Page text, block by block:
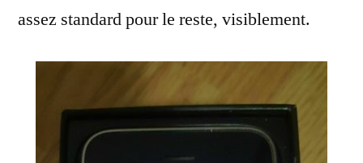
assez standard pour le reste, visiblement.